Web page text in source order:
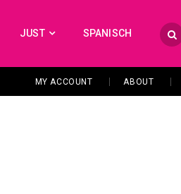
JUST SPANISCH
MY ACCOUNT ABOUT